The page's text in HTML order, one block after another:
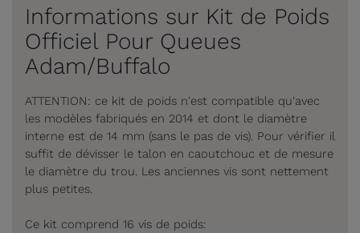
Informations sur Kit de Poids
Officiel Pour Queues
Adam/Buffalo
ATTENTION: ce kit de poids n'est compatible qu'avec
les modèles fabriqués en 2014 et dont le diamètre
interne est de 14 mm (sans le pas de vis). Pour vérifier il
suffit de dévisser le talon en caoutchouc et de mesure
le diamètre du trou. Les anciennes vis sont nettement
plus petites.
Ce kit comprend 16 vis de poids: